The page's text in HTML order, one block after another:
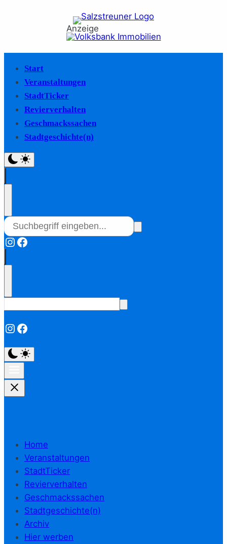
Anzeige
Start
Veranstaltungen
StadtTicker
Revierverhalten
Geschmackssachen
Stadtgeschichte(n)
Instagram
Facebook
Instagram
Facebook
Home
Veranstaltungen
StadtTicker
Revierverhalten
Geschmackssachen
Stadtgeschichte(n)
Archiv
Hier werben